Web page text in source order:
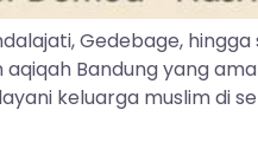
Gedebage,
Bandung yang
keluarga muslim di